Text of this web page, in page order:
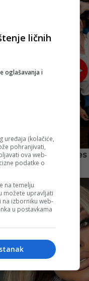
ličnih
oglašavanja i
uređaja (kolačiće,
pohranjivati,
ova web-
podatke o
na temelju
možete upravljati
na izborniku web-
u postavkama